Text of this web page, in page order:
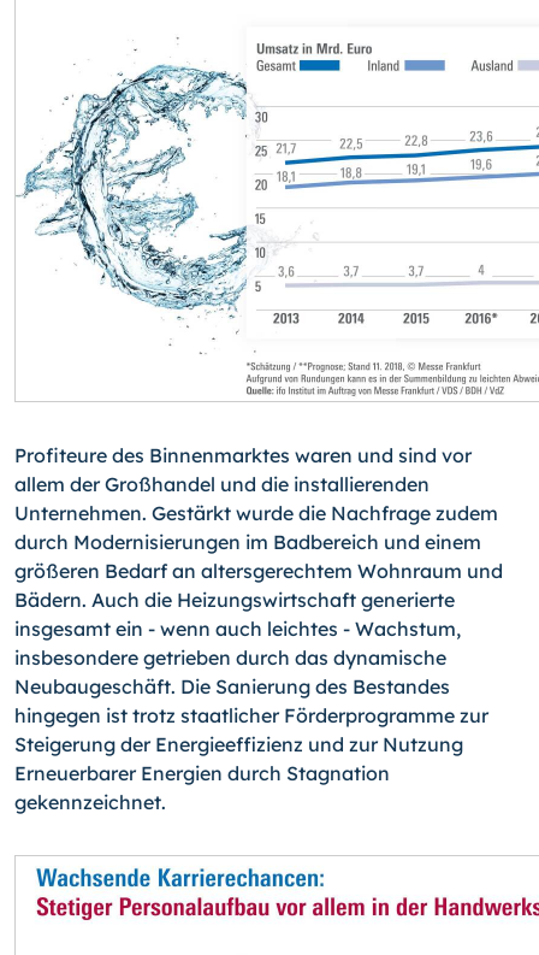
Profiteure des Binnenmarktes waren und sind vor
allem der Großhandel und die installierenden
Unternehmen. Gestärkt wurde die Nachfrage zudem
durch Modernisierungen im Badbereich und einem
größeren Bedarf an altersgerechtem Wohnraum und
Bädern. Auch die Heizungswirtschaft generierte
insgesamt ein - wenn auch leichtes - Wachstum,
insbesondere getrieben durch das dynamische
Neubaugeschäft. Die Sanierung des Bestandes
hingegen ist trotz staatlicher Förderprogramme zur
Steigerung der Energieeffizienz und zur Nutzung
Erneuerbarer Energien durch Stagnation
gekennzeichnet.